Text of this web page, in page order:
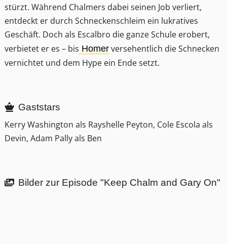
stürzt. Während Chalmers dabei seinen Job verliert,
entdeckt er durch Schneckenschleim ein lukratives
Geschäft. Doch als Escalbro die ganze Schule erobert,
verbietet er es – bis Homer versehentlich die Schnecken
vernichtet und dem Hype ein Ende setzt.
Gaststars
Kerry Washington als Rayshelle Peyton, Cole Escola als
Devin, Adam Pally als Ben
Bilder zur Episode "Keep Chalm and Gary On"